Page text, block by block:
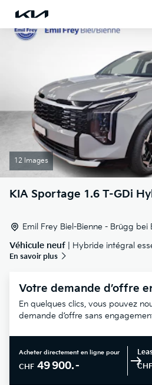
12 Images
KIA Sportage 1.6 T-GDi
Emil Frey Biel-Bienne - Brügg bei
Véhicule neuf | Hybride intégral
En savoir plus
Votre demande d’offre
En quelques clics, vous pouvez
demande d’offre sans
Acheter directement en ligne pour
CHF 49 900.–
CHF